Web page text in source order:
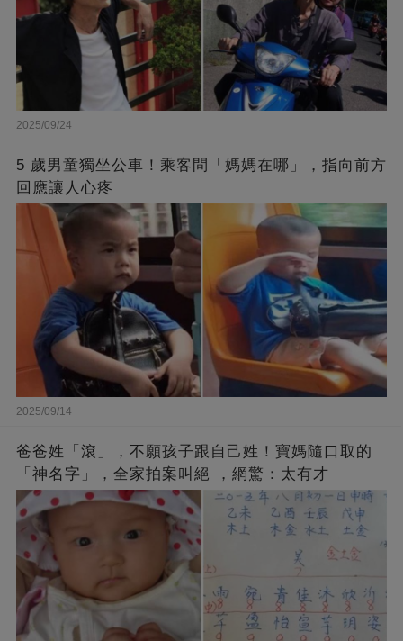
2025/09/24
5 歲男童獨坐公車！乘客問「媽媽在哪」，指向前方
回應讓人心疼
2025/09/14
爸爸姓「滾」，不願孩子跟自己姓！寶媽隨口取的
「神名字」，全家拍案叫絕 ，網驚：太有才